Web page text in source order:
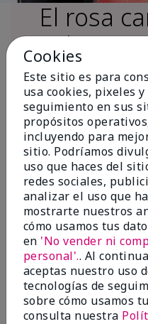
El rosa
vidas®
Más de $18
global desde 2008
investigación
la violencia
empoderamiento
transformar
Cookies
Este sitio es para
usa cookies, pixeles
seguimiento en sus
propósitos
incluyendo para
sitio. Podríamos
uso que haces del
redes sociales,
analizar el uso que
mostrarte nuestros
cómo usamos tus
en 'No vender ni
personal'.. Al
aceptas nuestro uso
tecnologías de
sobre cómo usamos
consulta nuestra